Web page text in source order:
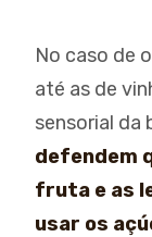
No caso de
até as de
sensorial da
defendem
fruta e as
usar os